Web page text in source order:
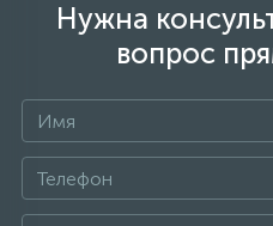
Нужна
вопрос